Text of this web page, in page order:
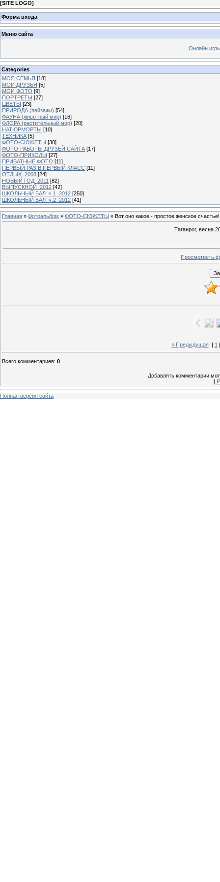
[SITE LOGO]
Форма входа
Меню сайта
Онлайн
Categories
МОЯ СЕМЬЯ [18]
МОИ ДРУЗЬЯ [5]
МОИ ФОТО [9]
ПОРТРЕТЫ [27]
ЦВЕТЫ [23]
ПРИРОДА (пейзажи) [54]
ФАУНА (животный мир) [16]
ФЛОРА (растительный мир) [20]
НАТЮРМОРТЫ [10]
ТЕХНИКА [5]
ФОТО-СЮЖЕТЫ [30]
ФОТО-РАБОТЫ ДРУЗЕЙ САЙТА [17]
ФОТО-ПРИКОЛЫ [27]
ПРИВАТНЫЕ ФОТО [11]
ПЕРВЫЙ РАЗ В ПЕРВЫЙ КЛАСС [11]
ОТДЫХ_2008 [24]
НОВЫЙ ГОД_2011 [82]
ВЫПУСКНОЙ_2012 [42]
ШКОЛЬНЫЙ БАЛ_ч.1_2012 [250]
ШКОЛЬНЫЙ БАЛ_ч.2_2012 [41]
Главная » Фотоальбом » ФОТО-СЮЖЕТЫ » Вот оно какое - простое женское
Таганрог, весна
Просмотреть
« Предыдущая| 1 [
Всего комментариев: 0
Добавлять комментарии
[
Полная версия сайта